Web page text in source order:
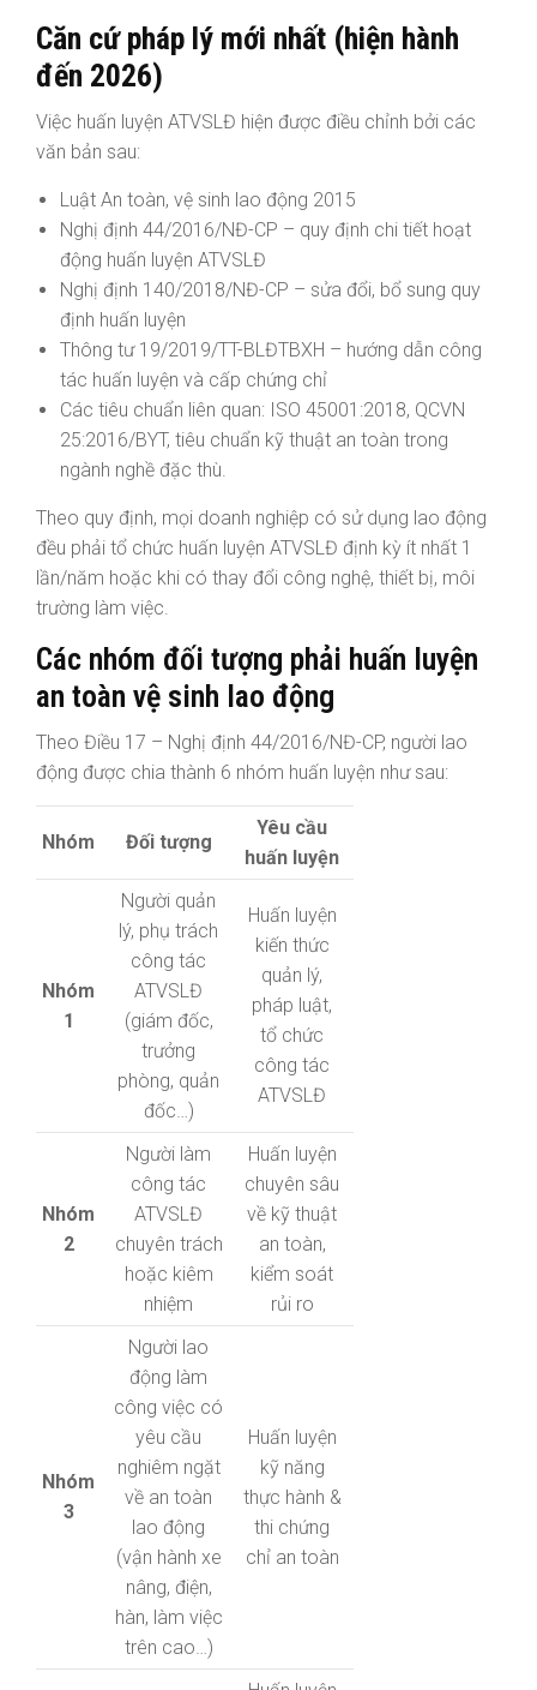
Căn cứ pháp lý mới nhất (hiện hành
đến 2026)
Việc huấn luyện ATVSLĐ hiện được điều chỉnh bởi các
văn bản sau:
Luật An toàn, vệ sinh lao động 2015
Nghị định 44/2016/NĐ-CP – quy định chi tiết hoạt
động huấn luyện ATVSLĐ
Nghị định 140/2018/NĐ-CP – sửa đổi, bổ sung quy
định huấn luyện
Thông tư 19/2019/TT-BLĐTBXH – hướng dẫn công
tác huấn luyện và cấp chứng chỉ
Các tiêu chuẩn liên quan: ISO 45001:2018, QCVN
25:2016/BYT, tiêu chuẩn kỹ thuật an toàn trong
ngành nghề đặc thù.
Theo quy định, mọi doanh nghiệp có sử dụng lao động
đều phải tổ chức huấn luyện ATVSLĐ định kỳ ít nhất 1
lần/năm hoặc khi có thay đổi công nghệ, thiết bị, môi
trường làm việc.
Các nhóm đối tượng phải huấn luyện
an toàn vệ sinh lao động
Theo Điều 17 – Nghị định 44/2016/NĐ-CP, người lao
động được chia thành 6 nhóm huấn luyện như sau:
Nhóm Đối tượng
Yêu cầu
huấn luyện
Nhóm
1
Người quản
lý, phụ trách
công tác
ATVSLĐ
(giám đốc,
trưởng
phòng, quản
đốc…)
Huấn luyện
kiến thức
quản lý,
pháp luật,
tổ chức
công tác
ATVSLĐ
Nhóm
2
Người làm
công tác
ATVSLĐ
chuyên trách
hoặc kiêm
nhiệm
Huấn luyện
chuyên sâu
về kỹ thuật
an toàn,
kiểm soát
rủi ro
Nhóm
3
Người lao
động làm
công việc có
yêu cầu
nghiêm ngặt
về an toàn
lao động
(vận hành xe
nâng, điện,
hàn, làm việc
trên cao…)
Huấn luyện
kỹ năng
thực hành &
thi chứng
chỉ an toàn